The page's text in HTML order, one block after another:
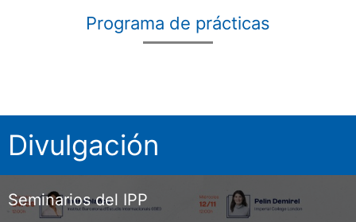
Programa de prácticas
Divulgación
Seminarios del IPP